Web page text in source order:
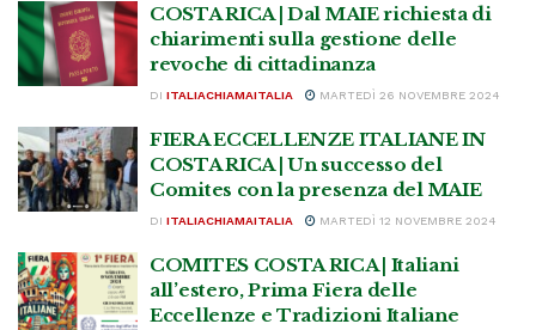
COSTA RICA | Dal MAIE richiesta di
chiarimenti sulla gestione delle
revoche di cittadinanza
DI ITALIACHIAMAITALIA MARTEDÌ 26 NOVEMBRE 2024
FIERA ECCELLENZE ITALIANE IN
COSTA RICA | Un successo del
Comites con la presenza del MAIE
DI ITALIACHIAMAITALIA MARTEDÌ 12 NOVEMBRE 2024
COMITES COSTA RICA | Italiani
all’estero, Prima Fiera delle
Eccellenze e Tradizioni Italiane